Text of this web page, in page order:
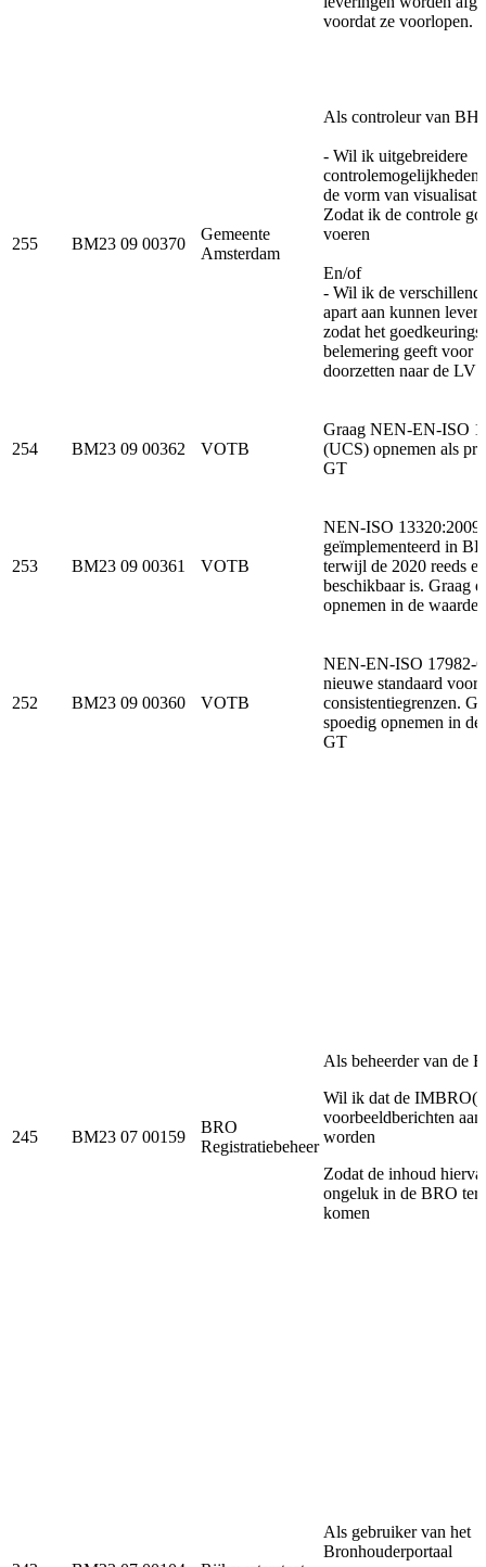
voordat ze voorlopen.
255 BM23 09 00370
Gemeente
Amsterdam
Als controleur van
- Wil ik uitgebreidere
controlemogelijkheden
de vorm van
Zodat ik de controle
voeren
En/of
- Wil ik de
apart aan kunnen
zodat het
belemering geeft voor
doorzetten naar de LV
254 BM23 09 00362 VOTB
Graag NEN-EN-ISO
(UCS) opnemen als
GT
253 BM23 09 00361 VOTB
NEN-ISO 13320:2009
geïmplementeerd in
terwijl de 2020 reeds
beschikbaar is. Graag
opnemen in de
252 BM23 09 00360 VOTB
NEN-EN-ISO 17982-6
nieuwe standaard voor
consistentiegrenzen.
spoedig opnemen in
GT
245 BM23 07 00159
BRO
Registratiebeheer
Als beheerder van de
Wil ik dat de
voorbeeldberichten
worden
Zodat de inhoud
ongeluk in de BRO
komen
Als gebruiker van het
Bronhouderportaal